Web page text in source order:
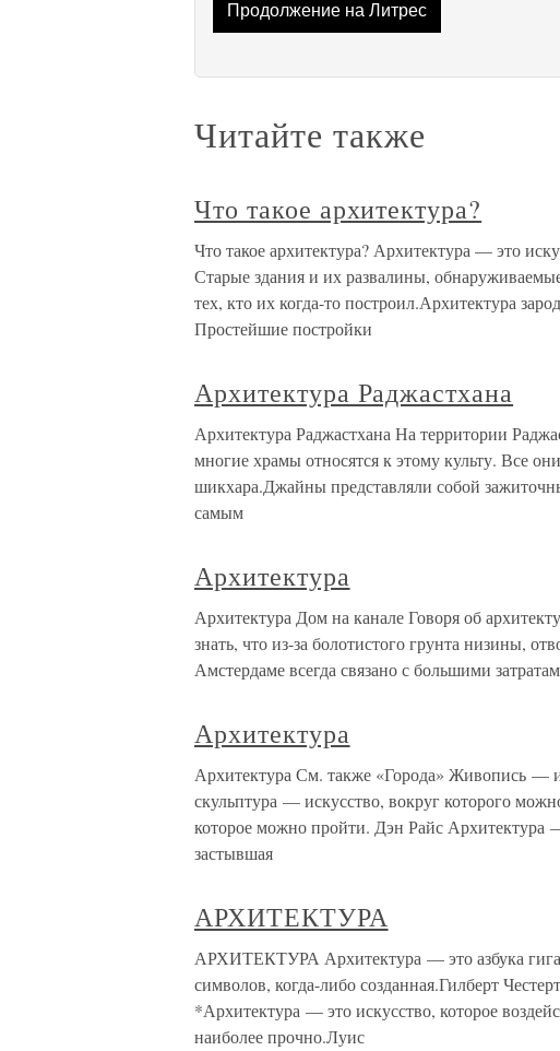
Продолжение на Литрес
Читайте также
Что такое архитектура?
Что такое архитектура? Архитектура — это
Старые здания и их развалины,
тех, кто их когда-то построил.Архитектура
Простейшие постройки
Архитектура Раджастхана
Архитектура Раджастхана На территории
многие храмы относятся к этому культу. Все
шикхара.Джайны представляли собой
самым
Архитектура
Архитектура Дом на канале Говоря об
знать, что из-за болотистого грунта низины,
Амстердаме всегда связано с большими
Архитектура
Архитектура См. также «Города» Живопись —
скульптура — искусство, вокруг которого
которое можно пройти. Дэн Райс Архитектура
застывшая
АРХИТЕКТУРА
АРХИТЕКТУРА Архитектура — это азбука
символов, когда-либо созданная.Гилберт
*Архитектура — это искусство, которое
наиболее прочно.Луис